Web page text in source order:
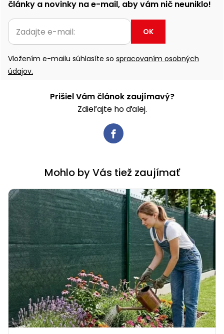
články a novinky na e-mail, aby vám nič neuniklo!
OK
Vložením e-mailu súhlasíte so spracovaním osobných
údajov.
Prišiel Vám článok zaujímavý?
Zdieľajte ho ďalej.
Mohlo by Vás tiež zaujímať